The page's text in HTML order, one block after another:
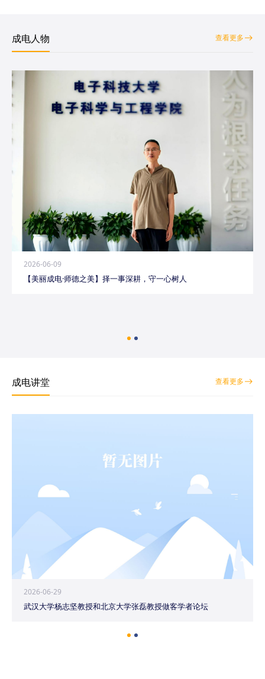
成电人物 查看更多
2026-06-09
【美丽成电·师德之美】择一事深耕，守一心树人
成电讲堂 查看更多
2026-06-29
武汉大学杨志坚教授和北京大学张磊教授做客学者论坛